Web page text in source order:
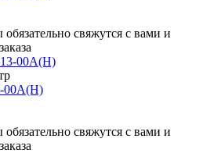
свяжутся с вами и
00A(H)
свяжутся с вами и